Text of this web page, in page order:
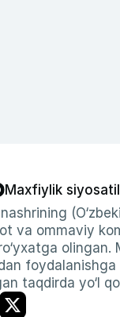
Maxfiylik siyosati
va ommaviy
olingan.
foydalanishga
taqdirda yo‘l